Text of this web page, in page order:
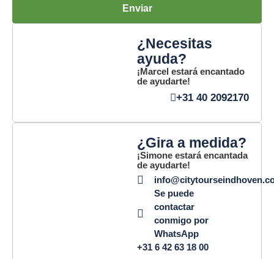
Enviar
¿Necesitas
ayuda?
¡Marcel estará encantado
de ayudarte!
+31 40 2092170
¿Gira a medida?
¡Simone estará encantada
de ayudarte!
Se puede
contactar
conmigo por
WhatsApp
+31 6 42 63 18 00